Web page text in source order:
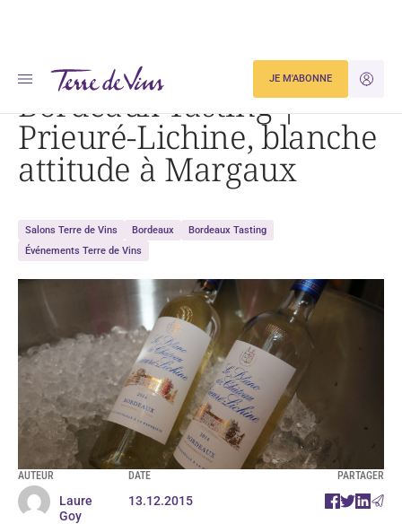
JE
JE M'ABONNE
Accueil Bordeaux Tasting | Prieuré-Lichine, blanche attitude à Margaux
Bordeaux Tasting |
Prieuré-Lichine, blanche
attitude à Margaux
Salons Terre de Vins Bordeaux
Bordeaux Tasting
Événements Terre de Vins
AUTEUR
Laure
Goy
DATE
13.12.2015
PARTAGER